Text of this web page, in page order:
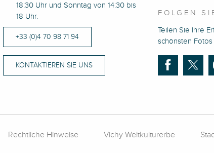
18:30 Uhr und Sonntag von 14:30 bis
18 Uhr.
+33 (0)4 70 98 71 94
KONTAKTIEREN SIE UNS
FOLGEN
Teilen Sie Ihre
schönsten
Rechtliche Hinweise Vichy Weltkulturerbe